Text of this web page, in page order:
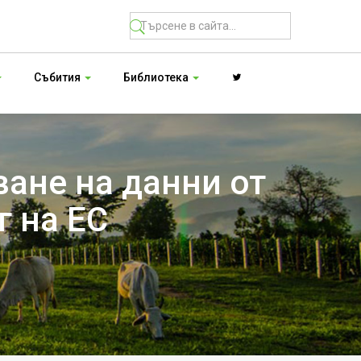
Събития Библиотека
на данни от
на ЕС